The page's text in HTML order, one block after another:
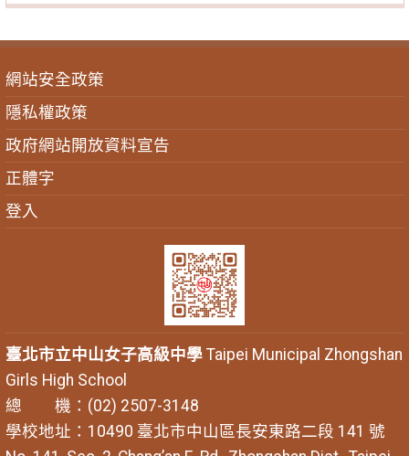
網站安全政策
隱私權政策
政府網站開放資料宣告
正體字
登入
臺北市立中山女子高級中學Taipei Municipal Zhongshan
Girls High School
總 機：(02) 2507-3148
學校地址：10490 臺北市中山區長安東路二段 141 號